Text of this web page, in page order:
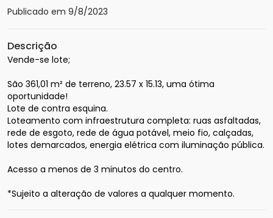
Publicado em 9/8/2023
Descrição
Vende-se lote;
São 361,01 m² de terreno, 23.57 x 15.13, uma ótima
oportunidade!
Lote de contra esquina.
Loteamento com infraestrutura completa: ruas asfaltadas,
rede de esgoto, rede de água potável, meio fio, calçadas,
lotes demarcados, energia elétrica com iluminação pública.
Acesso a menos de 3 minutos do centro.
*Sujeito a alteração de valores a qualquer momento.